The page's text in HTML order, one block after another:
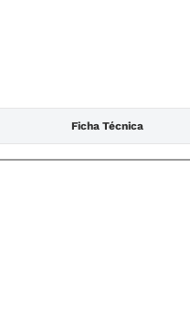
Ficha Técnica